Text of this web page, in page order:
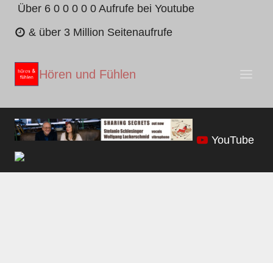
Zum
Inhalt
Über 6 0 0 0 0 0 Aufrufe bei Youtube
& über 3 Million Seitenaufrufe
Hören und Fühlen
YouTube